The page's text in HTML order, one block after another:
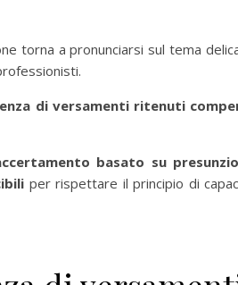
torna a pronunciarsi sul tema
di versamenti ritenuti
basato su
per rispettare il principio di